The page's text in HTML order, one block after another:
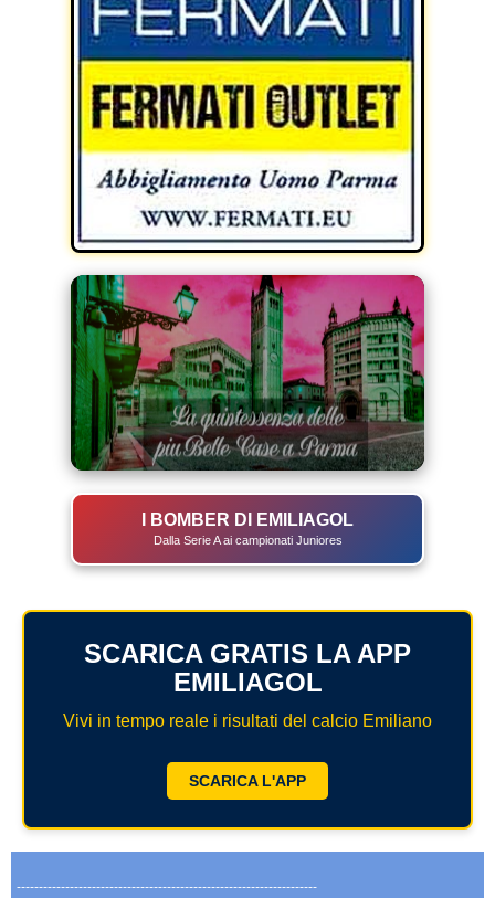
I BOMBER DI EMILIAGOL
Dalla Serie A ai campionati Juniores
SCARICA GRATIS LA APP
EMILIAGOL
Vivi in tempo reale i risultati del calcio Emiliano
SCARICA L'APP
--------------------------------------------------------------------